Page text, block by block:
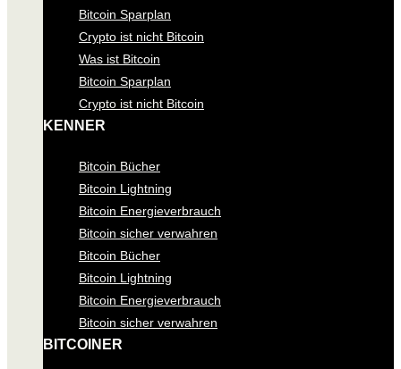
Bitcoin Sparplan
Crypto ist nicht Bitcoin
Was ist Bitcoin
Bitcoin Sparplan
Crypto ist nicht Bitcoin
KENNER
Bitcoin Bücher
Bitcoin Lightning
Bitcoin Energieverbrauch
Bitcoin sicher verwahren
Bitcoin Bücher
Bitcoin Lightning
Bitcoin Energieverbrauch
Bitcoin sicher verwahren
BITCOINER